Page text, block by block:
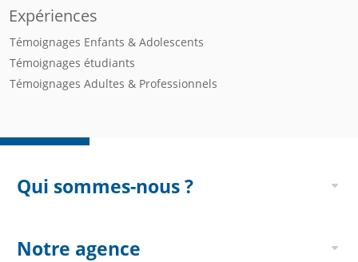
Expériences
Témoignages Enfants & Adolescents
Témoignages étudiants
Témoignages Adultes & Professionnels
Qui sommes-nous ?
Notre agence